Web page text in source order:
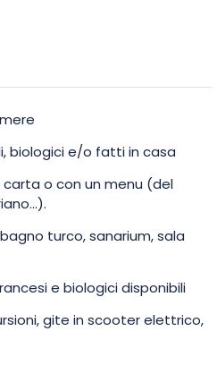
biologici e/o fatti in casa
o con un menu (del
turco, sanarium, sala
e biologici disponibili
gite in scooter elettrico,